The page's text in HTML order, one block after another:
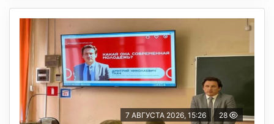
7 АВГУСТА 2026, 15:26 28